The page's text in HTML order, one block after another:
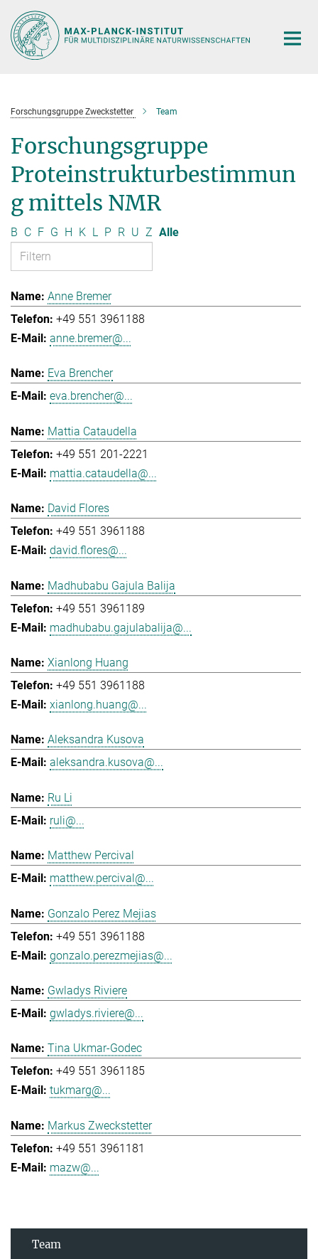
Hauptinhalt
Forschungsgruppe Zweckstetter Team
Forschungsgruppe
Proteinstrukturbestimmun
g mittels NMR
B C F G H K L P R U Z Alle
Anne Bremer
+49 551 3961188
anne.bremer@...
Eva Brencher
eva.brencher@...
Mattia Cataudella
+49 551 201-2221
mattia.cataudella@...
David Flores
+49 551 3961188
david.flores@...
Madhubabu Gajula Balija
+49 551 3961189
madhubabu.gajulabalija@...
Xianlong Huang
+49 551 3961188
xianlong.huang@...
Aleksandra Kusova
aleksandra.kusova@...
Ru Li
ruli@...
Matthew Percival
matthew.percival@...
Gonzalo Perez Mejias
+49 551 3961188
gonzalo.perezmejias@...
Gwladys Riviere
gwladys.riviere@...
Tina Ukmar-Godec
+49 551 3961185
tukmarg@...
Markus Zweckstetter
+49 551 3961181
mazw@...
Team